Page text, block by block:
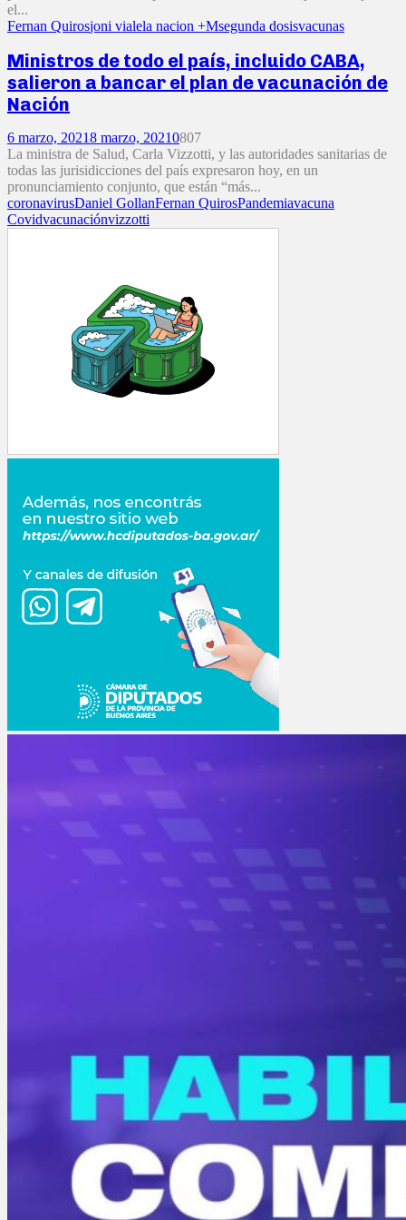
el...
Fernan Quirosjoni vialela nacion +Msegunda dosisvacunas
Ministros de todo el país, incluido CABA,
salieron a bancar el plan de vacunación de
Nación
6 marzo, 20218 marzo, 20210807
La ministra de Salud, Carla Vizzotti, y las autoridades sanitarias de
todas las jurisidicciones del país expresaron hoy, en un
pronunciamiento conjunto, que están “más...
coronavirusDaniel GollanFernan QuirosPandemiavacuna
Covidvacunaciónvizzotti